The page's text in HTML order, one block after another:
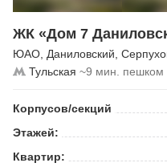
ЖК «Дом 7
ЮАО, Даниловский,
Тульская ~9 мин. пешком
Корпусов/секций
Этажей:
Квартир: